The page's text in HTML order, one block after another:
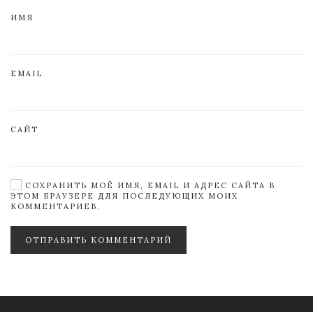
ИМЯ
EMAIL
САЙТ
СОХРАНИТЬ МОЁ ИМЯ, EMAIL И АДРЕС САЙТА В
ЭТОМ БРАУЗЕРЕ ДЛЯ ПОСЛЕДУЮЩИХ МОИХ
КОММЕНТАРИЕВ.
ОТПРАВИТЬ КОММЕНТАРИЙ